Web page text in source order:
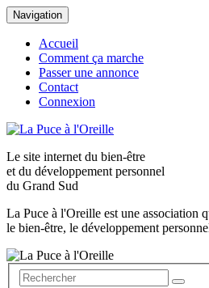
Navigation
Accueil
Comment ça marche
Passer une annonce
Contact
Connexion
Le site internet du bien-être
et du développement personnel
du Grand Sud
La Puce à l'Oreille est une association
le bien-être, le développement